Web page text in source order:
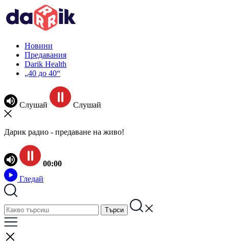
Новини
Предавания
Darik Health
„40 до 40“
Слушай Слушай
Дарик радио - предаване на живо!
00:00
Гледай